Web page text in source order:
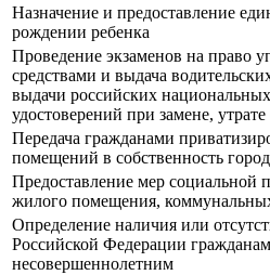
Назначение и предоставление
рождении ребенка
Прoведение экзаменов на право
средствами и выдача
выдачи российских
удостоверений при замене,
Передача гражданами
помещений в собственность
Предоставление мер социальной
жилого помещения,
Определение наличия или
Российской Федерации
несовершеннолетним